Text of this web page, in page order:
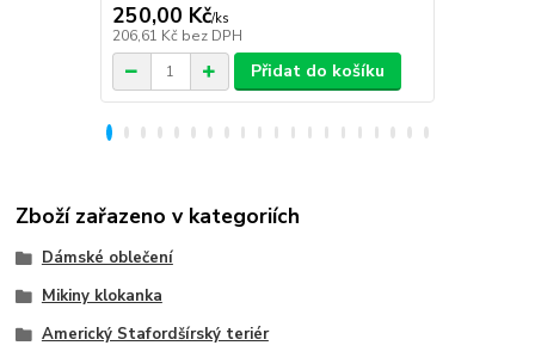
250,00 Kč/ks
206,61 Kč bez DPH
Přidat do košíku
Zboží zařazeno v kategoriích
Dámské oblečení
Mikiny klokanka
Americký Stafordšírský teriér